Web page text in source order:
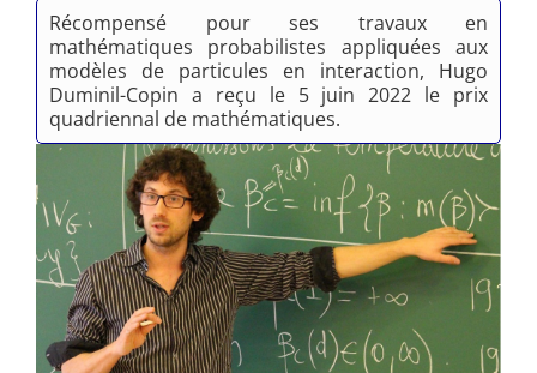
Récompensé pour ses travaux en
mathématiques probabilistes appliquées aux
modèles de particules en interaction, Hugo
Duminil-Copin a reçu le 5 juin 2022 le prix
quadriennal de mathématiques.